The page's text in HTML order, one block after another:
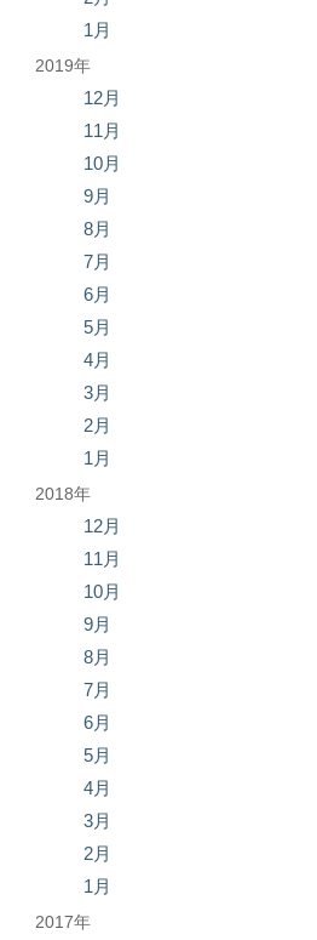
1月
2019年
12月
11月
10月
9月
8月
7月
6月
5月
4月
3月
2月
1月
2018年
12月
11月
10月
9月
8月
7月
6月
5月
4月
3月
2月
1月
2017年